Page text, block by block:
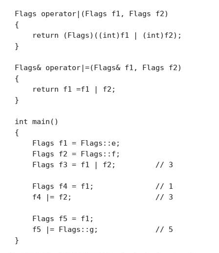
Flags operator|(Flags f1, Flags f2)
{
    return (Flags)((int)f1 | (int)f2);
}
Flags& operator|=(Flags& f1, Flags f2)
{
    return f1 =f1 | f2;
}
int main()
{
    Flags f1 = Flags::e;
    Flags f2 = Flags::f;
    Flags f3 = f1 | f2;         // 3
    Flags f4 = f1;              // 1
    f4 |= f2;                   // 3
    Flags f5 = f1;
    f5 |= Flags::g;             // 5